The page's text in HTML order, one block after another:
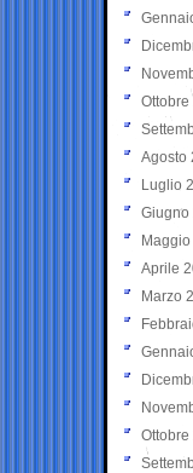
Ottobre
Agosto
Luglio
Giugno
Aprile
Marzo
Ottobre